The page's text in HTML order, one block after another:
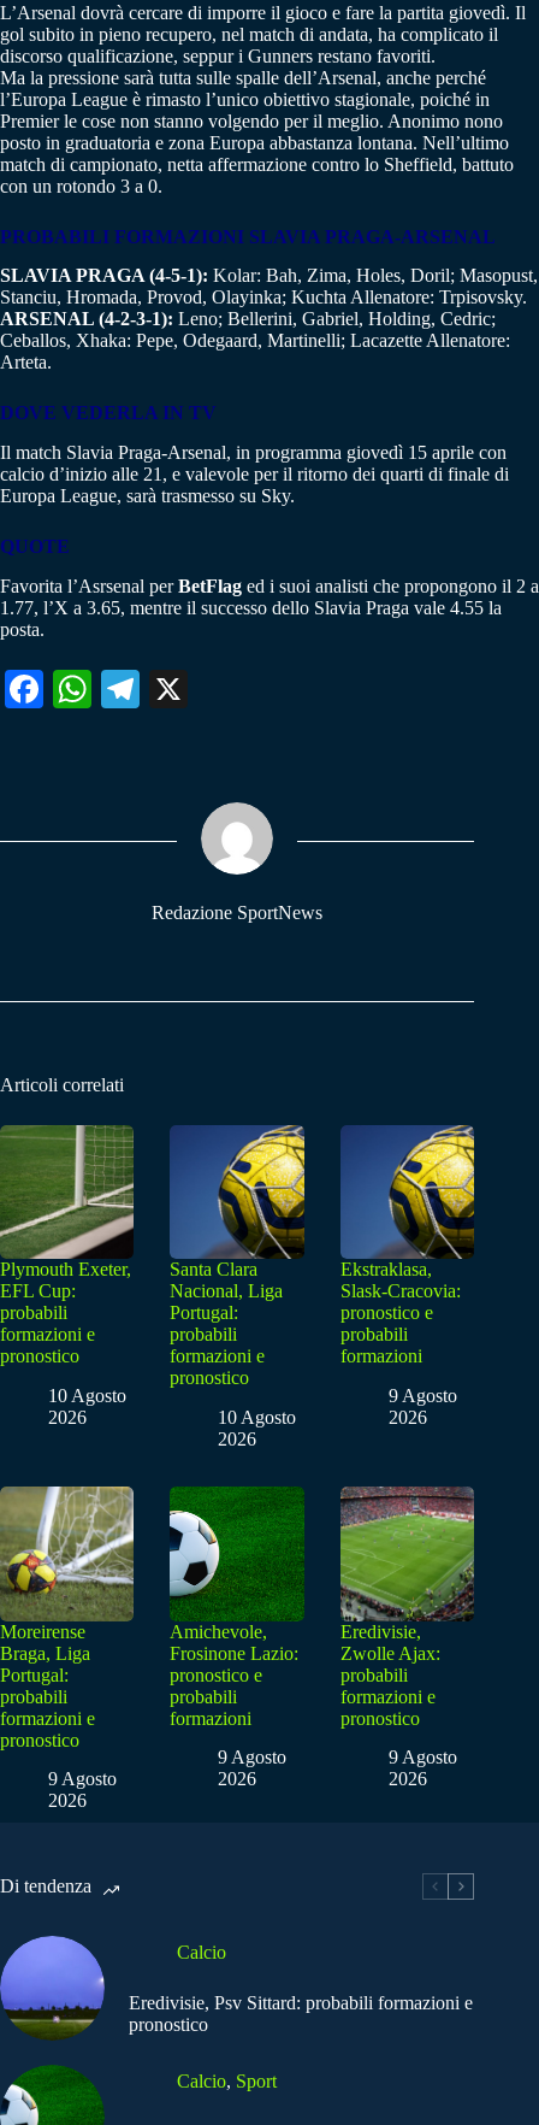
L’Arsenal dovrà cercare di imporre il gioco e fare la partita giovedì. Il
gol subito in pieno recupero, nel match di andata, ha complicato il
discorso qualificazione, seppur i Gunners restano favoriti.
Ma la pressione sarà tutta sulle spalle dell’Arsenal, anche perché
l’Europa League è rimasto l’unico obiettivo stagionale, poiché in
Premier le cose non stanno volgendo per il meglio. Anonimo nono
posto in graduatoria e zona Europa abbastanza lontana. Nell’ultimo
match di campionato, netta affermazione contro lo Sheffield, battuto
con un rotondo 3 a 0.
PROBABILI FORMAZIONI SLAVIA PRAGA-ARSENAL
SLAVIA PRAGA (4-5-1): Kolar: Bah, Zima, Holes, Doril; Masopust,
Stanciu, Hromada, Provod, Olayinka; Kuchta Allenatore: Trpisovsky.
ARSENAL (4-2-3-1): Leno; Bellerini, Gabriel, Holding, Cedric;
Ceballos, Xhaka: Pepe, Odegaard, Martinelli; Lacazette Allenatore:
Arteta.
DOVE VEDERLA IN TV
Il match Slavia Praga-Arsenal, in programma giovedì 15 aprile con
calcio d’inizio alle 21, e valevole per il ritorno dei quarti di finale di
Europa League, sarà trasmesso su Sky.
QUOTE
Favorita l’Asrsenal perBetFlag ed i suoi analisti che propongono il 2 a
1.77, l’X a 3.65, mentre il successo dello Slavia Praga vale 4.55 la
posta.
Fa W
pp
Te
m
Redazione SportNews
Articoli correlati
Plymouth Exeter,
EFL Cup:
probabili
formazioni e
pronostico
10 Agosto
2026
Santa Clara
Nacional, Liga
Portugal:
probabili
formazioni e
pronostico
10 Agosto
2026
Ekstraklasa,
Slask-Cracovia:
pronostico e
probabili
formazioni
9 Agosto
2026
Moreirense
Braga, Liga
Portugal:
probabili
formazioni e
pronostico
9 Agosto
2026
Amichevole,
Frosinone Lazio:
pronostico e
probabili
formazioni
9 Agosto
2026
Eredivisie,
Zwolle Ajax:
probabili
formazioni e
pronostico
9 Agosto
2026
Di tendenza
Calcio
Eredivisie, Psv Sittard: probabili formazioni e
pronostico
Calcio, Sport